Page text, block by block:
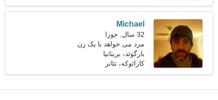
Michael
32 سال, جوزا
مرد می خواهد با یک زن
ملاقات کند 24-29
بارگوئد، بریتانیا
کارائوکه، تئاتر